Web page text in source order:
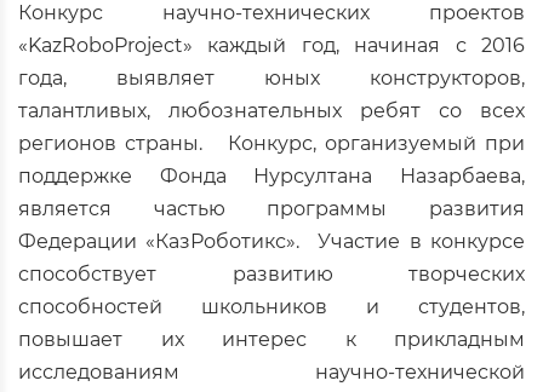
Конкурс научно-технических проектов
«KazRoboProject» каждый год, начиная с 2016
года, выявляет юных конструкторов,
талантливых, любознательных ребят со всех
регионов страны. Конкурс, организуемый при
поддержке Фонда Нурсултана Назарбаева,
является частью программы развития
Федерации «КазРоботикс». Участие в конкурсе
способствует развитию творческих
способностей школьников и студентов,
повышает их интерес к прикладным
исследованиям научно-технической